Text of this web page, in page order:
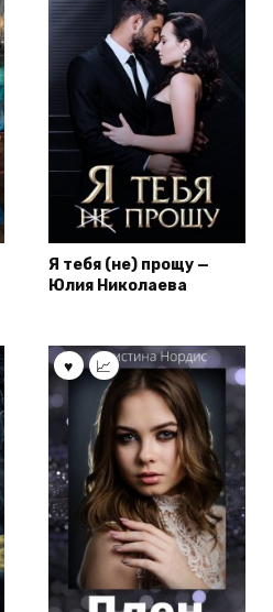
Я тебя (не) прощу —
Юлия Николаева